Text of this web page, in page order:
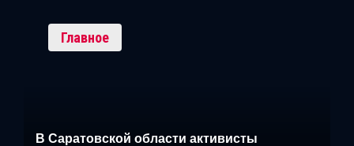
Главное
В Саратовской области активисты